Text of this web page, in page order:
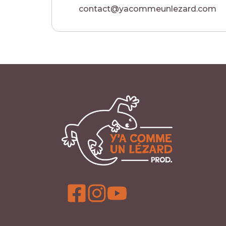
contact@yacommeunlezard.com